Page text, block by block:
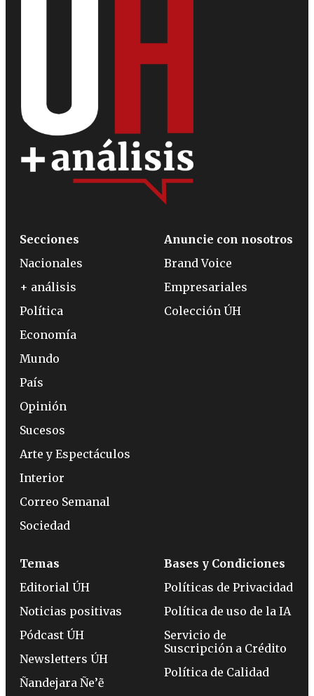
Secciones
Nacionales
+ análisis
Política
Economía
Mundo
País
Opinión
Sucesos
Arte y Espectáculos
Interior
Correo Semanal
Sociedad
Anuncie con nosotros
Brand Voice
Empresariales
Colección ÚH
Temas
Editorial ÚH
Noticias positivas
Pódcast ÚH
Newsletters ÚH
Ñandejara Ñe’ẽ
Bases y Condiciones
Políticas de Privacidad
Política de uso de la IA
Servicio de
Suscripción a Crédito
Política de Calidad